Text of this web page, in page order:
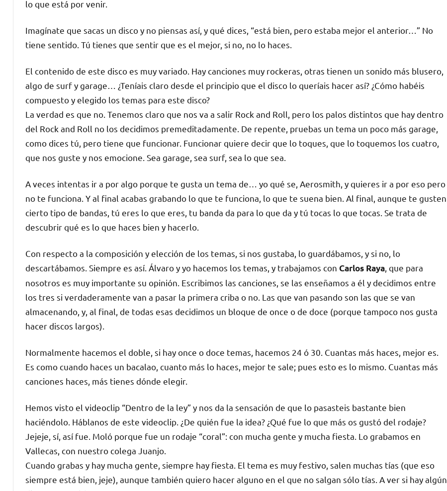
lo que está por venir.
Imagínate que sacas un disco y no piensas así, y qué dices, “está bien, pero estaba mejor el anterior…” No
tiene sentido. Tú tienes que sentir que es el mejor, si no, no lo haces.
El contenido de este disco es muy variado. Hay canciones muy rockeras, otras tienen un sonido más blusero,
algo de surf y garage… ¿Teníais claro desde el principio que el disco lo queríais hacer así? ¿Cómo habéis
compuesto y elegido los temas para este disco?
La verdad es que no. Tenemos claro que nos va a salir Rock and Roll, pero los palos distintos que hay dentro
del Rock and Roll no los decidimos premeditadamente. De repente, pruebas un tema un poco más garage,
como dices tú, pero tiene que funcionar. Funcionar quiere decir que lo toques, que lo toquemos los cuatro,
que nos guste y nos emocione. Sea garage, sea surf, sea lo que sea.
A veces intentas ir a por algo porque te gusta un tema de… yo qué se, Aerosmith, y quieres ir a por eso pero
no te funciona. Y al final acabas grabando lo que te funciona, lo que te suena bien. Al final, aunque te gusten
cierto tipo de bandas, tú eres lo que eres, tu banda da para lo que da y tú tocas lo que tocas. Se trata de
descubrir qué es lo que haces bien y hacerlo.
Con respecto a la composición y elección de los temas, si nos gustaba, lo guardábamos, y si no, lo
descartábamos. Siempre es así. Álvaro y yo hacemos los temas, y trabajamos con Carlos Raya , que para
nosotros es muy importante su opinión. Escribimos las canciones, se las enseñamos a él y decidimos entre
los tres si verdaderamente van a pasar la primera criba o no. Las que van pasando son las que se van
almacenando, y, al final, de todas esas decidimos un bloque de once o de doce (porque tampoco nos gusta
hacer discos largos).
Normalmente hacemos el doble, si hay once o doce temas, hacemos 24 ó 30. Cuantas más haces, mejor es.
Es como cuando haces un bacalao, cuanto más lo haces, mejor te sale; pues esto es lo mismo. Cuantas más
canciones haces, más tienes dónde elegir.
Hemos visto el videoclip “Dentro de la ley” y nos da la sensación de que lo pasasteis bastante bien
haciéndolo. Háblanos de este videoclip. ¿De quién fue la idea? ¿Qué fue lo que más os gustó del rodaje?
Jejeje, sí, así fue. Moló porque fue un rodaje “coral”: con mucha gente y mucha fiesta. Lo grabamos en
Vallecas, con nuestro colega Juanjo.
Cuando grabas y hay mucha gente, siempre hay fiesta. El tema es muy festivo, salen muchas tías (que eso
siempre está bien, jeje), aunque también quiero hacer alguno en el que no salgan sólo tías. A ver si hay algún